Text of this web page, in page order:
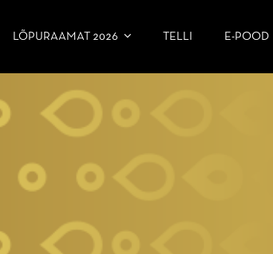
LÕPURAAMAT 2026 TELLI E-POOD